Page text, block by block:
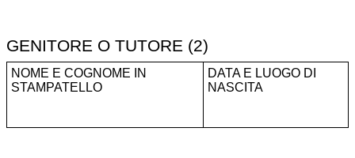
GENITORE O TUTORE (2)
NOME E COGNOME IN
STAMPATELLO
DATA E LUOGO DI
NASCITA